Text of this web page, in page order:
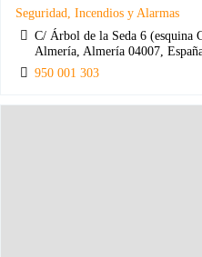
Seguridad, Incendios y Alarmas
C/ Árbol de la Seda 6 (esquina
Almería, Almería 04007,
950 001 303